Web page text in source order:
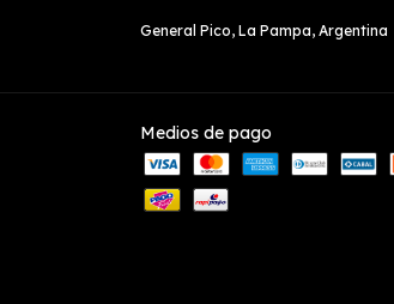
General Pico, La Pampa, Argentina
Medios de pago